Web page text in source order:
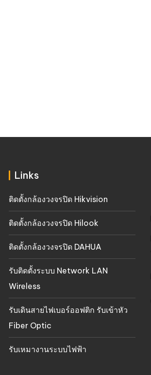
Links
ติดตั้งกล้องวงจรปิด Hikvision
ติดตั้งกล้องวงจรปิด Hilook
ติดตั้งกล้องวงจรปิด DAHUA
รับติดตั้งระบบ Network LAN
Wireless
รับเดินสายไฟเบอร์ออฟติก รับเข้าหัว
Fiber Optic
รับเหมางานระบบไฟฟ้า